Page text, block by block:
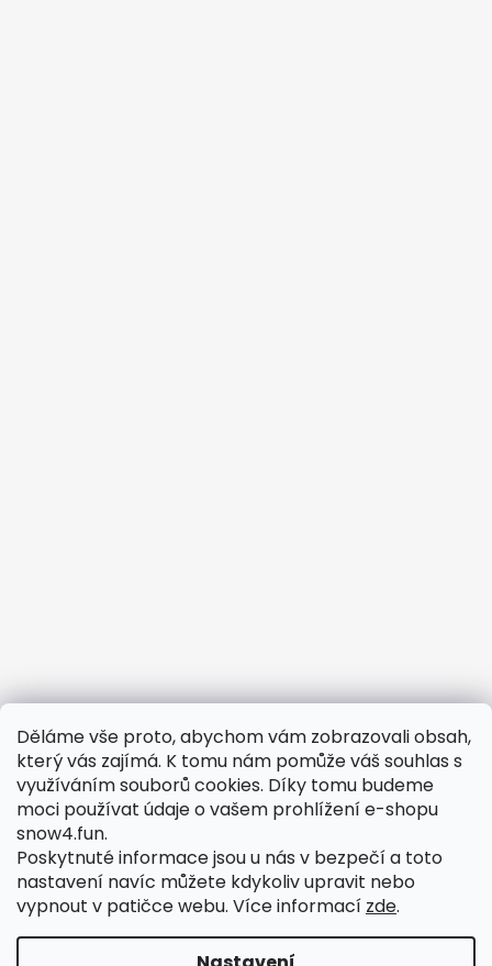
Děláme vše proto, abychom vám zobrazovali obsah,
který vás zajímá. K tomu nám pomůže váš souhlas s
využíváním souborů cookies. Díky tomu budeme
moci používat údaje o vašem prohlížení e-shopu
snow4.fun.
Poskytnuté informace jsou u nás v bezpečí a toto
nastavení navíc můžete kdykoliv upravit nebo
vypnout v patičce webu. Více informací zde.
Potřebujete vyřešit reklamaci?
Obchodní podmínky
Odstoupení od smlouvy
Podmínky ochrany osobních údajů
Reklamační formulář
Reklamační řád